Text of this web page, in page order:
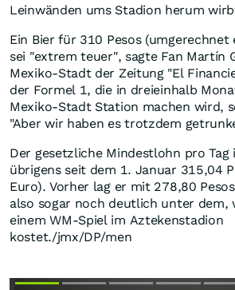
Leinwänden ums Stadion herum
Ein Bier für 310 Pesos
sei "extrem teuer", sagte Fan Martín
Mexiko-Stadt der Zeitung "El
der Formel 1, die in dreieinhalb
Mexiko-Stadt Station machen wird,
"Aber wir haben es trotzdem
Der gesetzliche Mindestlohn pro
übrigens seit dem 1. Januar 315,04
Euro). Vorher lag er mit 278,80
also sogar noch deutlich unter dem,
einem WM-Spiel im Aztekenstadion
kostet./jmx/DP/men